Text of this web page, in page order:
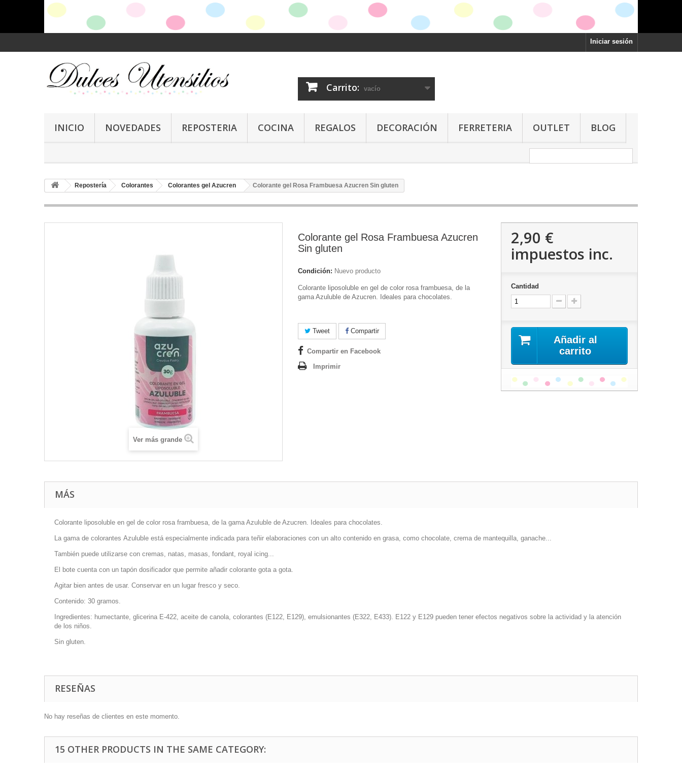
Iniciar sesión
Carrito: vacío
INICIO NOVEDADES REPOSTERIA COCINA REGALOS DECORACIÓN FERRETERIA OUTLET BLOG
Repostería Colorantes Colorantes gel Azucren Colorante gel Rosa Frambuesa Azucren Sin gluten
Ver más grande
Colorante gel Rosa Frambuesa Azucren
Sin gluten
Condición: Nuevo producto
Colorante liposoluble en gel de color rosa frambuesa, de la
gama Azuluble de Azucren. Ideales para chocolates.
Tweet Compartir
Compartir en Facebook
Imprimir
2,90 €
impuestos inc.
Cantidad
Añadir al
carrito
MÁS
Colorante liposoluble en gel de color rosa frambuesa, de la gama Azuluble de Azucren. Ideales para chocolates.
La gama de colorantes Azuluble está especialmente indicada para teñir elaboraciones con un alto contenido en grasa, como chocolate, crema de mantequilla, ganache...
También puede utilizarse con cremas, natas, masas, fondant, royal icing...
El bote cuenta con un tapón dosificador que permite añadir colorante gota a gota.
Agitar bien antes de usar. Conservar en un lugar fresco y seco.
Contenido: 30 gramos.
Ingredientes: humectante, glicerina E-422, aceite de canola, colorantes (E122, E129), emulsionantes (E322, E433). E122 y E129 pueden tener efectos negativos sobre la actividad y la atención
de los niños.
Sin gluten.
RESEÑAS
No hay reseñas de clientes en este momento.
15 OTHER PRODUCTS IN THE SAME CATEGORY: